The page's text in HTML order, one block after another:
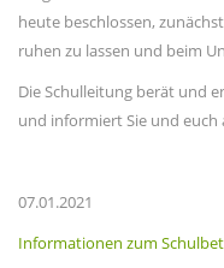
heute beschlossen,
ruhen zu lassen und beim
Die Schulleitung berät und
und informiert Sie und euch
07.01.2021
Informationen zum